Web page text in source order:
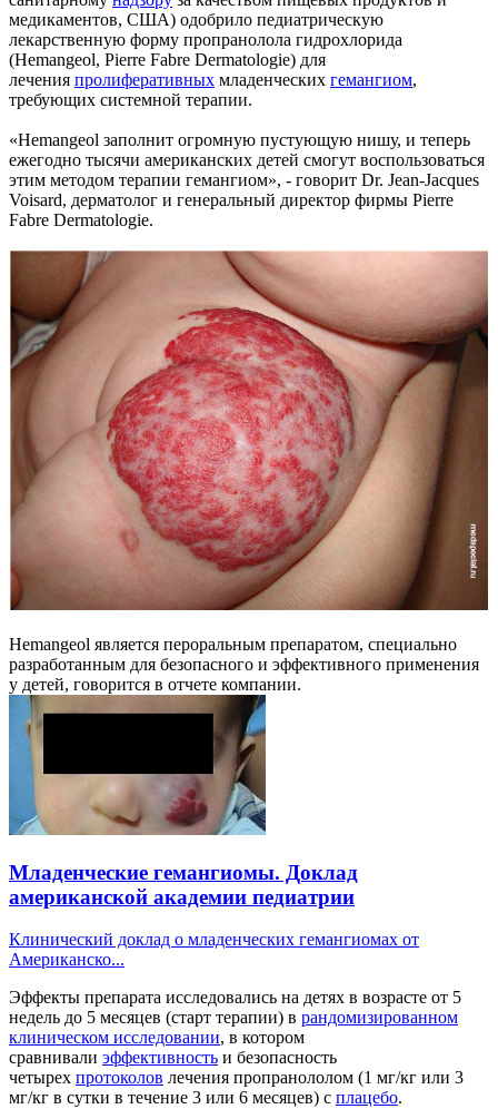
медикаментов, США) одобрило педиатрическую
лекарственную форму пропранолола гидрохлорида
(Hemangeol, Pierre Fabre Dermatologie) для
лечения пролиферативных младенческих гемангиом,
требующих системной терапии.
«Hemangeol заполнит огромную пустующую нишу, и теперь
ежегодно тысячи американских детей смогут воспользоваться
этим методом терапии гемангиом», - говорит Dr. Jean-Jacques
Voisard, дерматолог и генеральный директор фирмы Pierre
Fabre Dermatologie.
Hemangeol является пероральным препаратом, специально
разработанным для безопасного и эффективного применения
у детей, говорится в отчете компании.
Младенческие гемангиомы. Доклад
американской академии педиатрии
Клинический доклад о младенческих гемангиомах от
Американско...
Эффекты препарата исследовались на детях в возрасте от 5
недель до 5 месяцев (старт терапии) в рандомизированном
клиническом исследовании, в котором
сравнивали эффективность и безопасность
четырех протоколов лечения пропранололом (1 мг/кг или 3
мг/кг в сутки в течение 3 или 6 месяцев) с плацебо.